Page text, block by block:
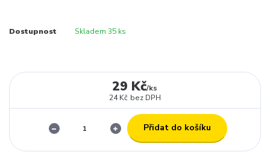
Dostupnost Skladem 35 ks
29 Kč/ks
24 Kč bez DPH
Přidat do košíku